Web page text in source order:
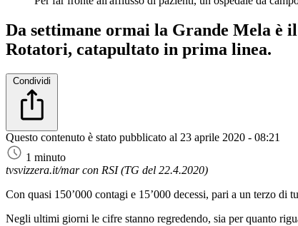
Da settimane ormai la Grande Mela è
Rotatori, catapultato in prima linea.
Condividi
Questo contenuto è stato pubblicato al 23 aprile 2020 - 08:21
1 minuto
tvsvizzera.it/mar con RSI (TG del 22.4.2020)
Con quasi 150’000 contagi e 15’000 decessi, pari a un terzo
Negli ultimi giorni le cifre stanno regredendo, sia per quanto